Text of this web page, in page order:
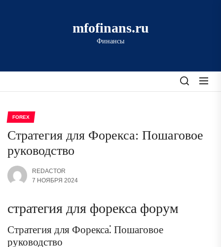
mfofinans.ru
Финансы
FOREX
Стратегия для Форекса: Пошаговое
руководство
REDACTOR
7 НОЯБРЯ 2024
стратегия для форекса форум
Стратегия для Форекса⁚ Пошаговое
руководство